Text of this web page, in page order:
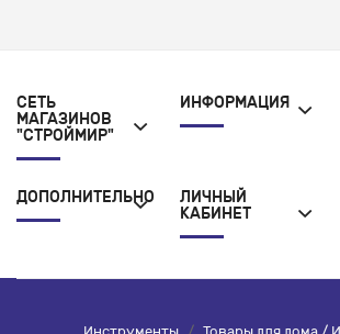
СЕТЬ
МАГАЗИНОВ
"СТРОЙМИР"
ИНФОРМАЦИЯ
ДОПОЛНИТЕЛЬНО
ЛИЧНЫЙ
КАБИНЕТ